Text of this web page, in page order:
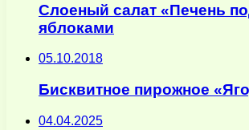
Слоеный салат «Печень
яблоками
05.10.2018
Бисквитное пирожное
04.04.2025